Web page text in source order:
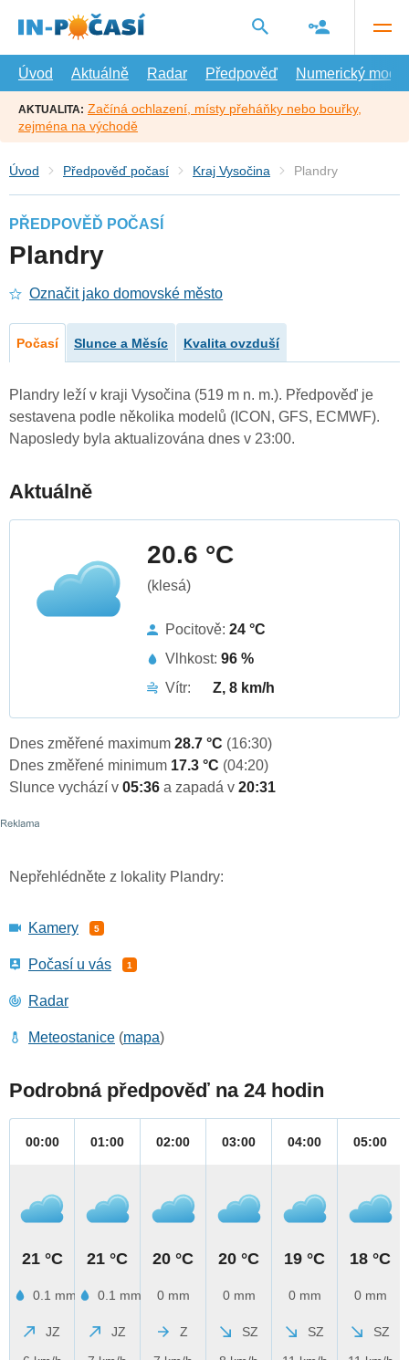
hlavní
Úvod
Aktuálně Radar Předpověď Numerický model
AKTUALITA: Začíná ochlazení, místy přeháňky nebo bouřky,
zejména na východě
Úvod Předpověď počasí Kraj Vysočina Plandry
PŘEDPOVĚĎ POČASÍ
Plandry
Označit jako domovské město
Počasí Slunce a Měsíc Kvalita ovzduší
Plandry leží v kraji Vysočina (519 m n. m.). Předpověď je
sestavena podle několika modelů (ICON, GFS, ECMWF).
Naposledy byla aktualizována dnes v 23:00.
Aktuálně
20.6 °C
(klesá)
Pocitově: 24 °C
Vlhkost: 96 %
Vítr:
Z, 8 km/h
Dnes změřené maximum 28.7 °C (16:30)
Dnes změřené minimum 17.3 °C (04:20)
Slunce vychází v 05:36 a zapadá v 20:31
Nepřehlédněte z lokality Plandry:
Kamery 5
Počasí u vás 1
Radar
Meteostanice (mapa)
Podrobná předpověď na 24 hodin
00:00
21 °C
0.1 mm
JZ
01:00
21 °C
0.1 mm
JZ
02:00
20 °C
0 mm
Z
03:00
20 °C
0 mm
SZ
04:00
19 °C
0 mm
SZ
05:00
18 °C
0 mm
SZ